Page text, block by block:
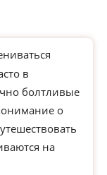
в
болтливые
о
на